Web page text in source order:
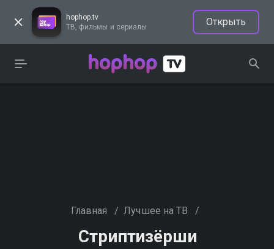
hophop.tv
ТВ, фильмы и сериалы
Открыть
Главная / Лучшее на ТВ /
Стриптизёрши